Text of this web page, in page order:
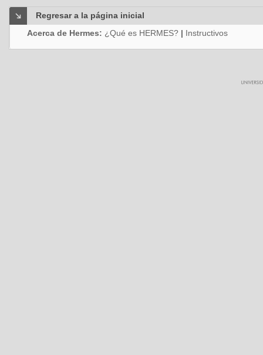
Regresar a la página inicial
Acerca de Hermes: ¿Qué es HERMES? | Instructivos